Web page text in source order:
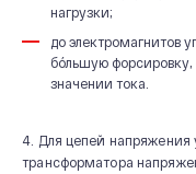
нагрузки;
до электромагнитов
бóльшую форсировку,
значении тока.
4. Для цепей напряжения
трансформатора